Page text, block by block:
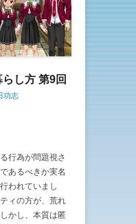
らし方 第9回
功志
行為が問題視さ
あるべきか実名
われていまし
ィの方が、荒れ
かし、本質は匿